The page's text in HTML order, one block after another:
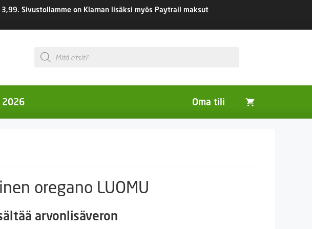
3,99. Sivustollamme on Klarnan lisäksi myös Paytrail maksut
Products
search
2026 Oma tili
oregano LUOMU
arvonlisäveron